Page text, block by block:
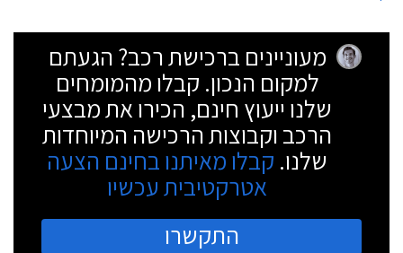
מעוניינים ברכישת רכב? הגעתם
למקום הנכון. קבלו מהמומחים
שלנו ייעוץ חינם, הכירו את מבצעי
הרכב וקבוצות הרכישה המיוחדות
שלנו. קבלו מאיתנו בחינם הצעה
אטרקטיבית עכשיו
התקשרו